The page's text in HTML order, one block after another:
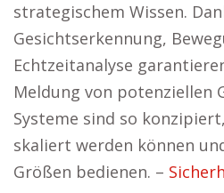
strategischem Wissen.
Gesichtserkennung,
Echtzeitanalyse
Meldung von potenziellen
Systeme sind so
skaliert werden können
Größen bedienen. –